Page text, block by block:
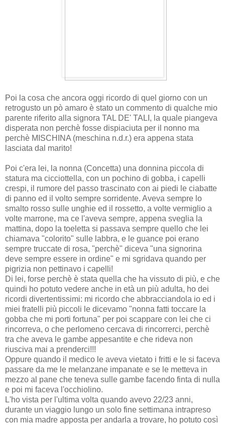
Poi la cosa che ancora oggi ricordo di quel giorno con un
retrogusto un pò amaro è stato un commento di qualche mio
parente riferito alla signora TAL DE' TALI, la quale piangeva
disperata non perchè fosse dispiaciuta per il nonno ma
perchè MISCHINA (meschina n.d.r.) era appena stata
lasciata dal marito!
Poi c'era lei, la nonna (Concetta) una donnina piccola di
statura ma cicciottella, con un pochino di gobba, i capelli
crespi, il rumore del passo trascinato con ai piedi le ciabatte
di panno ed il volto sempre sorridente. Aveva sempre lo
smalto rosso sulle unghie ed il rossetto, a volte vermiglio a
volte marrone, ma ce l'aveva sempre, appena sveglia la
mattina, dopo la toeletta si passava sempre quello che lei
chiamava "colorito" sulle labbra, e le guance poi erano
sempre truccate di rosa, "perchè" diceva "una signorina
deve sempre essere in ordine" e mi sgridava quando per
pigrizia non pettinavo i capelli!
Di lei, forse perchè è stata quella che ha vissuto di più, e che
quindi ho potuto vedere anche in età un più adulta, ho dei
ricordi divertentissimi: mi ricordo che abbracciandola io ed i
miei fratelli più piccoli le dicevamo "nonna fatti toccare la
gobba che mi porti fortuna" per poi scappare con lei che ci
rincorreva, o che perlomeno cercava di rincorrerci, perchè
tra che aveva le gambe appesantite e che rideva non
riusciva mai a prenderci!!!
Oppure quando il medico le aveva vietato i fritti e le si faceva
passare da me le melanzane impanate e se le metteva in
mezzo al pane che teneva sulle gambe facendo finta di nulla
e poi mi faceva l'occhiolino.
L'ho vista per l'ultima volta quando avevo 22/23 anni,
durante un viaggio lungo un solo fine settimana intrapreso
con mia madre apposta per andarla a trovare, ho potuto così